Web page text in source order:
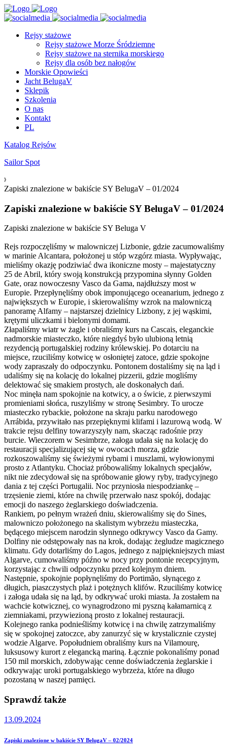
Rejsy stażowe
Rejsy stażowe Morze Śródziemne
Rejsy stażowe na sternika morskiego
Rejsy dla osób bez nałogów
Morskie Opowieści
Jacht BelugaV
Sklepik
Szkolenia
O nas
Kontakt
PL
Katalog Rejsów
Sailor Spot
Zapiski znalezione w bakiście SY BelugaV – 01/2024
Zapiski znalezione w bakiście SY BelugaV – 01/2024
Zapiski znalezione w bakiście SY Beluga V
Rejs rozpoczęliśmy w malowniczej Lizbonie, gdzie zacumowaliśmy
w marinie Alcantara, położonej u stóp wzgórz miasta. Wypływając,
mieliśmy okazję podziwiać dwa ikoniczne mosty – majestatyczny
25 de Abril, który swoją konstrukcją przypomina słynny Golden
Gate, oraz nowoczesny Vasco da Gama, najdłuższy most w
Europie. Przepłynęliśmy obok imponującego oceanarium, jednego z
największych w Europie, i skierowaliśmy wzrok na malowniczą
panoramę Alfamy – najstarszej dzielnicy Lizbony, z jej wąskimi,
krętymi uliczkami i bielonymi domami.
Złapaliśmy wiatr w żagle i obraliśmy kurs na Cascais, eleganckie
nadmorskie miasteczko, które niegdyś było ulubioną letnią
rezydencją portugalskiej rodziny królewskiej. Po dotarciu na
miejsce, rzuciliśmy kotwicę w osłoniętej zatoce, gdzie spokojne
wody zapraszały do odpoczynku. Pontonem dostaliśmy się na ląd i
udaliśmy się na kolację do lokalnej pizzerii, gdzie mogliśmy
delektować się smakiem prostych, ale doskonałych dań.
Noc minęła nam spokojnie na kotwicy, a o świcie, z pierwszymi
promieniami słońca, ruszyliśmy w stronę Sesimbry. To urocze
miasteczko rybackie, położone na skraju parku narodowego
Arrábida, przywitało nas przepięknymi klifami i lazurową wodą. W
trakcie rejsu delfiny towarzyszyły nam, skacząc radośnie przy
burcie. Wieczorem w Sesimbrze, załoga udała się na kolację do
restauracji specjalizującej się w owocach morza, gdzie
rozkoszowaliśmy się świeżymi rybami i muszlami, wyłowionymi
prosto z Atlantyku. Chociaż próbowaliśmy lokalnych specjałów,
nikt nie zdecydował się na spróbowanie głowy ryby, tradycyjnego
dania z tej części Portugalii. Noc przyniosła niespodziankę –
trzęsienie ziemi, które na chwilę przerwało nasz spokój, dodając
emocji do naszego żeglarskiego doświadczenia.
Rankiem, po pełnym wrażeń dniu, skierowaliśmy się do Sines,
malowniczo położonego na skalistym wybrzeżu miasteczka,
będącego miejscem narodzin słynnego odkrywcy Vasco da Gamy.
Dolfiny nie odstępowały nas na krok, dodając żegludze magicznego
klimatu. Gdy dotarliśmy do Lagos, jednego z najpiękniejszych miast
Algarve, cumowaliśmy późno w nocy przy pontonie recepcyjnym,
korzystając z chwili odpoczynku przed kolejnym dniem.
Następnie, spokojnie popłynęliśmy do Portimão, słynącego z
długich, piaszczystych plaż i potężnych klifów. Rzuciliśmy kotwicę
i załoga udała się na ląd, by odkrywać uroki miasta. Ja zostałem na
wachcie kotwicznej, co wynagrodzono mi pyszną kałamarnicą z
ziemniakami, przywiezioną prosto z lokalnej restauracji.
Kolejnego ranka podnieśliśmy kotwicę i na chwilę zatrzymaliśmy
się w spokojnej zatoczce, aby zanurzyć się w krystalicznie czystej
wodzie Algarve. Popołudniem obraliśmy kurs na Vilamourę,
luksusowy kurort z elegancką mariną. Łącznie pokonaliśmy ponad
150 mil morskich, zdobywając cenne doświadczenia żeglarskie i
odkrywając uroki portugalskiego wybrzeża, które na długo
pozostaną w naszej pamięci.
Sprawdź także
13.09.2024
Zapiski znalezione w bakiście SY BelugaV – 02/2024